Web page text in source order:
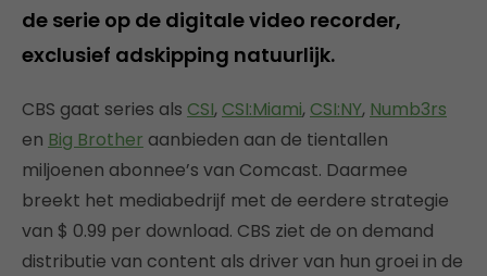
de serie op de digitale video recorder,
exclusief adskipping natuurlijk.
CBS gaat series als CSI, CSI:Miami, CSI:NY, Numb3rs
en Big Brother aanbieden aan de tientallen
miljoenen abonnee’s van Comcast. Daarmee
breekt het mediabedrijf met de eerdere strategie
van $ 0.99 per download. CBS ziet de on demand
distributie van content als driver van hun groei in de